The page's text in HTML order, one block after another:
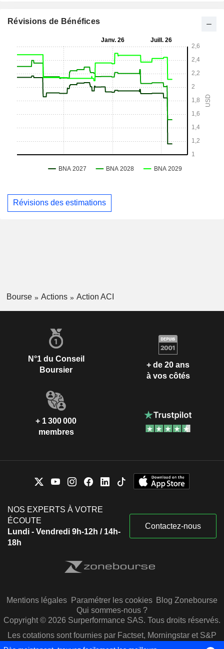
Révisions de Bénéfices
Révisions des estimations
Bourse Actions Action ACI
N°1 du Conseil
Boursier
+ de 20 ans
à vos côtés
+ 1 300 000
membres
NOS EXPERTS À VOTRE
ÉCOUTE
Lundi - Vendredi 9h-12h / 14h-
18h
Contactez-nous
Mentions légales Paramétrer les cookies Blog Zonebourse
Qui sommes-nous ?
Copyright © 2026 Surperformance SAS. Tous droits réservés.
Les cotations sont fournies par Factset, Morningstar et S&P
Capital IQ